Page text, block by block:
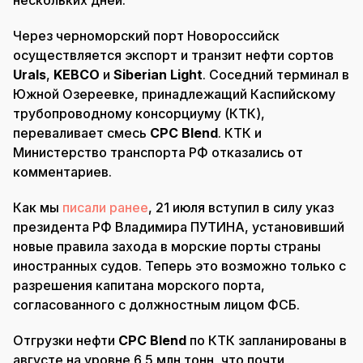
Через черноморский порт Новороссийск
осуществляется экспорт и транзит нефти сортов
Urals, KEBCO и Siberian Light. Соседний терминал в
Южной Озереевке, принадлежащий Каспийскому
трубопроводному консорциуму (КТК),
переваливает смесь CPC Blend. КТК и
Министерство транспорта РФ отказались от
комментариев.
Как мы писали ранее, 21 июля вступил в силу указ
президента РФ Владимира ПУТИНА, установивший
новые правила захода в морские порты страны
иностранных судов. Теперь это возможно только с
разрешения капитана морского порта,
согласованного с должностным лицом ФСБ.
Отгрузки нефти CPC Blend по КТК запланированы в